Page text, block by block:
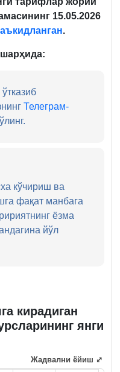
15.05.2026
.
шарҳида:
Телеграм-
кўчириш ва
фақат манбага
ёзма
йўл
кирадиган
янги
Жадвални ёйиш ⤢